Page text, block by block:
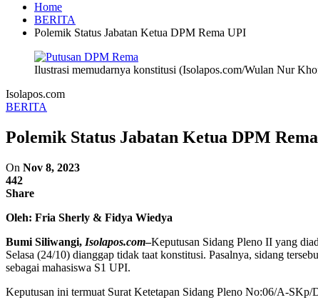
Home
BERITA
Polemik Status Jabatan Ketua DPM Rema UPI
Ilustrasi memudarnya konstitusi (Isolapos.com/Wulan Nur
Isolapos.com
BERITA
Polemik Status Jabatan Ketua DPM
On Nov 8, 2023
442
Share
Oleh: Fria Sherly & Fidya Wiedya
Bumi Siliwangi, Isolapos.com–Keputusan Sidang Pleno II yang
Selasa (24/10) dianggap tidak taat konstitusi. Pasalnya, sidang
sebagai mahasiswa S1 UPI.
Keputusan ini termuat Surat Ketetapan Sidang Pleno No:06/A-